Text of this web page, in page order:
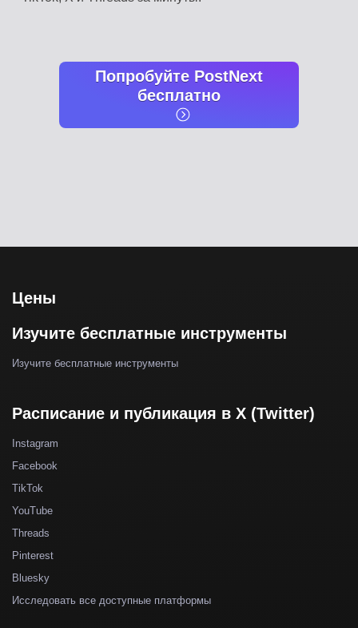
Попробуйте PostNext
бесплатно
Цены
Изучите бесплатные инструменты
Изучите бесплатные инструменты
Расписание и публикация в X (Twitter)
Instagram
Facebook
TikTok
YouTube
Threads
Pinterest
Bluesky
Исследовать все доступные платформы